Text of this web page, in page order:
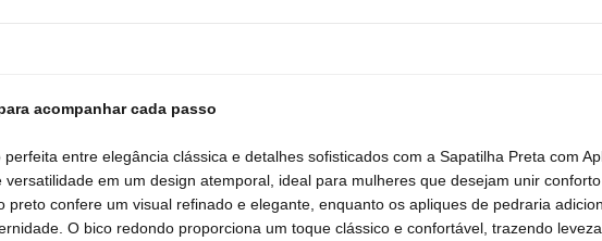
acompanhar cada passo
entre elegância clássica e detalhes sofisticados com a Sapatilha Preta com
em um design atemporal, ideal para mulheres que desejam unir
preto confere um visual refinado e elegante, enquanto os apliques de pedraria
O bico redondo proporciona um toque clássico e confortável, trazendo